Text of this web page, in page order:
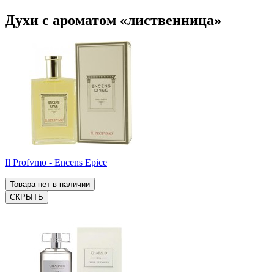
Духи с ароматом «лиственница»
Il Profvmo - Encens Epice
Товара нет в наличии
СКРЫТЬ